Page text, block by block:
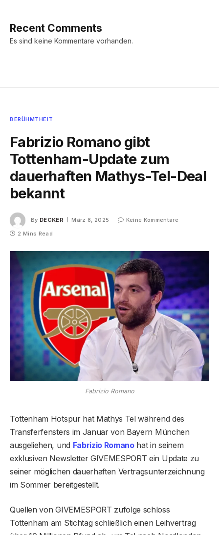
Recent Comments
Es sind keine Kommentare vorhanden.
BERÜHMTHEIT
Fabrizio Romano gibt
Tottenham-Update zum
dauerhaften Mathys-Tel-Deal
bekannt
By DECKER März 8, 2025
Keine Kommentare
2 Mins Read
Fabrizio Romano
Tottenham Hotspur hat Mathys Tel während des
Transferfensters im Januar von Bayern München
ausgeliehen, und Fabrizio Romanohat in seinem
exklusiven Newsletter GIVEMESPORT ein Update zu
seiner möglichen dauerhaften Vertragsunterzeichnung
im Sommer bereitgestellt.
Quellen von GIVEMESPORT zufolge schloss
Tottenham am Stichtag schließlich einen Leihvertrag